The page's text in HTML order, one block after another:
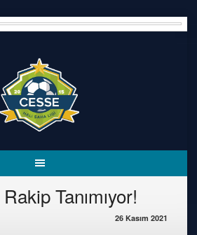
Tanımıyor!
26 Kasım 2021